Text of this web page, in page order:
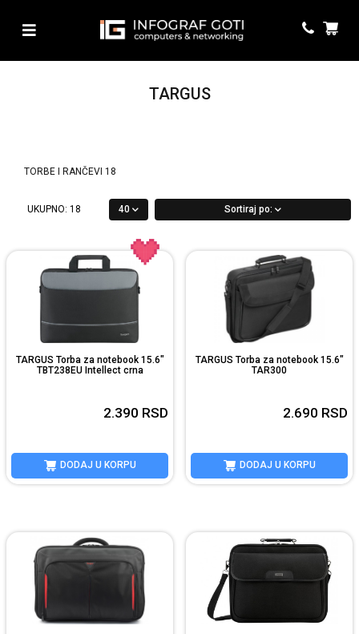
TARGUS
TORBE I RANČEVI 18
UKUPNO: 18 40 Sortiraj po:
TARGUS Torba za notebook 15.6"
TBT238EU Intellect crna
2.390 RSD
DODAJ U KORPU
TARGUS Torba za notebook 15.6"
TAR300
2.690 RSD
DODAJ U KORPU